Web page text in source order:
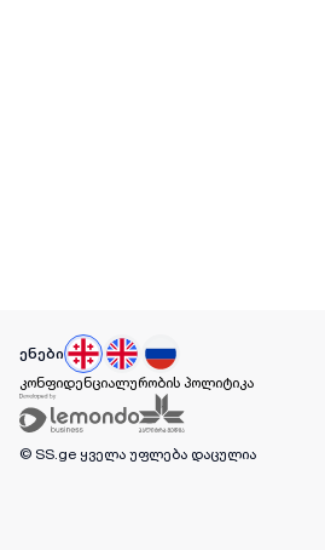
ენები
კონფიდენციალურობის პოლიტიკა
© SS.ge ყველა უფლება დაცულია